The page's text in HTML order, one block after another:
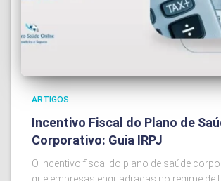
ARTIGOS
Incentivo Fiscal do Plano de
Corporativo: Guia IRPJ
O incentivo fiscal do plano de saúde